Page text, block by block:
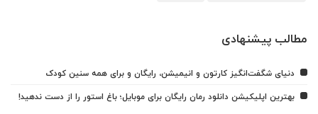
مطالب پیشنهادی
دنیای شگفت‌انگیز کارتون و انیمیشن، رایگان و برای همه سنین کودک
بهترین اپلیکیشن دانلود رمان رایگان برای موبایل؛ باغ استور را از دست ندهید!